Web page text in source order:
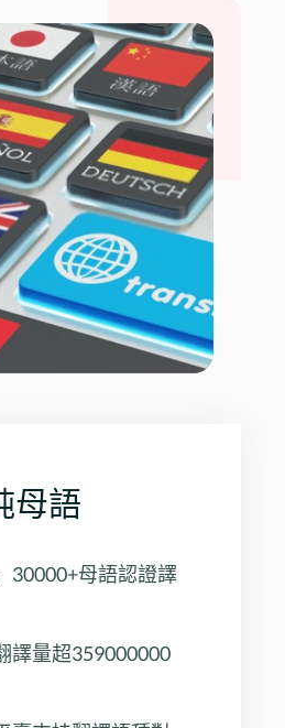
母語
30000+母語認證譯
譯量超359000000